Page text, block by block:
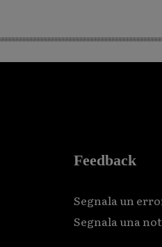
Feedback
Segnala un
Segnala una